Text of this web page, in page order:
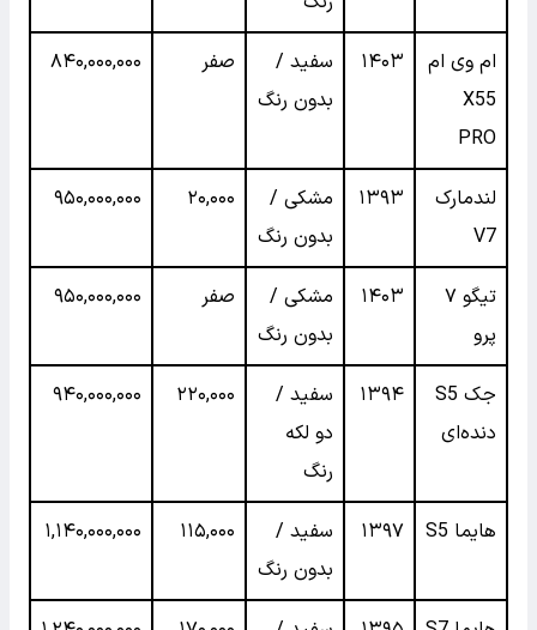
ام وی ام
X55
PRO
۱۴۰۳
سفید /
بدون رنگ
صفر ۸۴۰,۰۰۰,۰۰۰
لندمارک
V7
۱۳۹۳
مشکی /
بدون رنگ
۲۰,۰۰۰ ۹۵۰,۰۰۰,۰۰۰
تیگو ۷
پرو
۱۴۰۳
مشکی /
بدون رنگ
صفر ۹۵۰,۰۰۰,۰۰۰
جک S5
دنده‌ای
۱۳۹۴
سفید /
دو لکه
رنگ
۲۲۰,۰۰۰ ۹۴۰,۰۰۰,۰۰۰
هایما S5 ۱۳۹۷
سفید /
بدون رنگ
۱۱۵,۰۰۰ ۱,۱۴۰,۰۰۰,۰۰۰